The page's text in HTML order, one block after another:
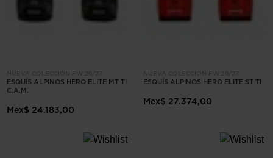
NUEVA COLECCIÓN FW 26/27
ESQUÍS ALPINOS HERO ELITE MT TI
C.A.M.
Mex$ 24.183,00
NUEVA COLECCIÓN FW 26/27
ESQUÍS ALPINOS HERO ELITE ST TI
Mex$ 27.374,00